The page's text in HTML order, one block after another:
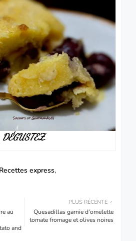
DÉGUSTEZ.
Recettes express
PLUS RÉCENTE
Quesadillas garnie d’omelette
tomate fromage et olives noires
au
and